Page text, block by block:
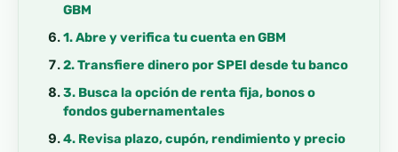
GBM
1. Abre y verifica tu cuenta en GBM
2. Transfiere dinero por SPEI desde tu banco
3. Busca la opción de renta fija, bonos o
fondos gubernamentales
4. Revisa plazo, cupón, rendimiento y precio